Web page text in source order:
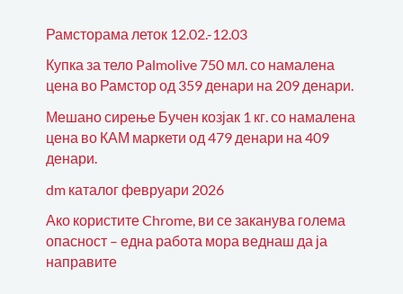
Рамсторама леток 12.02.-12.03
Купка за тело Palmolive 750 мл. со намалена
цена во Рамстор од 359 денари на 209 денари.
Мешано сирење Бучен козјак 1 кг. со намалена
цена во КАМ маркети од 479 денари на 409
денари.
dm каталог февруари 2026
Ако користите Chrome, ви се заканува голема
опасност – една работа мора веднаш да ја
направите